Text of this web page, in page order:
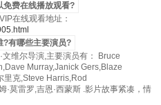
免费在线播放观看?
在线观看地址：
?有哪些主要演员?
维尔导演,主要演员有： Bruce
Murray,Janick Gers,Blaze
里克,Steve Harris,Rod
莫雷罗,吉恩·西蒙斯 .影片故事紧凑，情